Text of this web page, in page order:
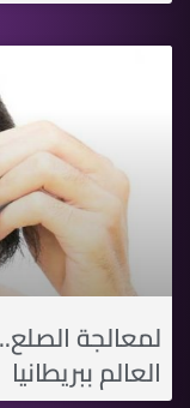
لمعالجة
العالم ببريطانيا